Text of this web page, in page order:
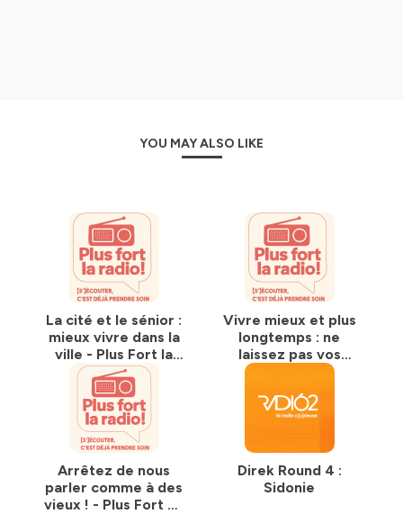
YOU MAY ALSO LIKE
La cité et le sénior :
mieux vivre dans la
ville - Plus Fort la
Radio - emission 10
Vivre mieux et plus
longtemps : ne
laissez pas vos
neurones au
la Radio - emission
9
Arrêtez de nous
parler comme à des
vieux ! - Plus Fort La
Direk Round 4 :
Sidonie